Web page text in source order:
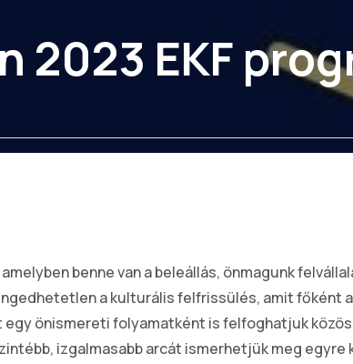
2023 EKF
benne van a beleállás, önmagunk
a kulturális felfrissülés, amit főként
önismereti folyamatként is felfoghatjuk
izgalmasabb arcát ismerhetjük meg egyre